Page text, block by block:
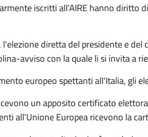
iscritti all'AIRE hanno diritto
diretta del presidente e
avviso con la quale li si invita a
europeo spettanti all'Italia, gli
un apposito certificato
all'Unione Europea ricevono la